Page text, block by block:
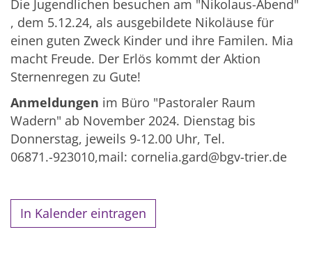
Die Jugendlichen besuchen am "Nikolaus-Abend"
, dem 5.12.24, als ausgebildete Nikoläuse für
einen guten Zweck Kinder und ihre Familen. Mia
macht Freude. Der Erlös kommt der Aktion
Sternenregen zu Gute!
Anmeldungen im Büro "Pastoraler Raum
Wadern" ab November 2024. Dienstag bis
Donnerstag, jeweils 9-12.00 Uhr, Tel.
06871.-923010,mail: cornelia.gard@bgv-trier.de
In Kalender eintragen